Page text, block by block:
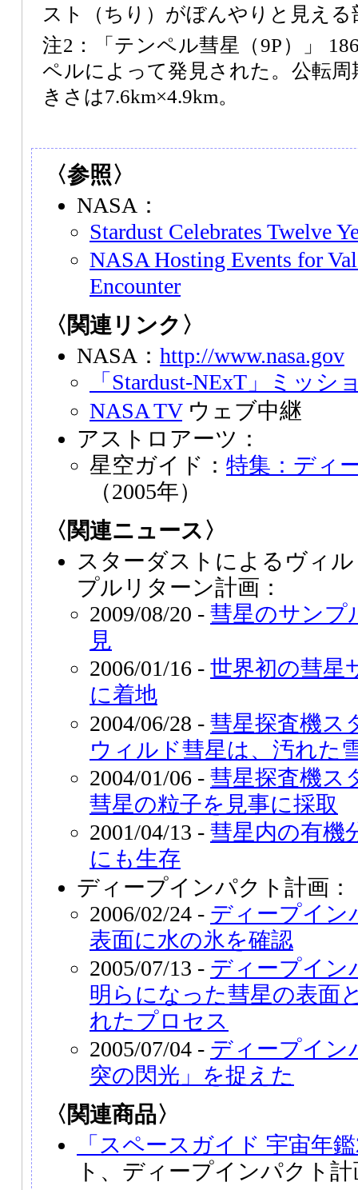
スト（ちり）がぼんやりと見える
注2：「テンペル彗星（9P）」
ペルによって発見された。公転周
きさは7.6km×4.9km。
〈参照〉
NASA：
Stardust Celebrates Twelve
NASA Hosting Events for
Encounter
〈関連リンク〉
NASA： http://www.nasa.gov
「Stardust-NExT」ミッシ
NASA TVウェブ中継
アストロアーツ：
星空ガイド： 特集：ディ
（2005年）
〈関連ニュース〉
スターダストによるヴィ
プルリターン計画：
2009/08/20 - 彗星のサンプ
見
2006/01/16 - 世界初の彗星
に着地
2004/06/28 - 彗星探査機ス
ウィルド彗星は、汚れた
2004/01/06 - 彗星探査機ス
彗星の粒子を見事に採取
2001/04/13 - 彗星内の有機
にも生存
ディープインパクト計画：
2006/02/24 - ディープイン
表面に水の氷を確認
2005/07/13 - ディープイン
明らになった彗星の表面
れたプロセス
2005/07/04 - ディープイン
突の閃光」を捉えた
〈関連商品〉
「スペースガイド 宇宙年
ト、ディープインパクト